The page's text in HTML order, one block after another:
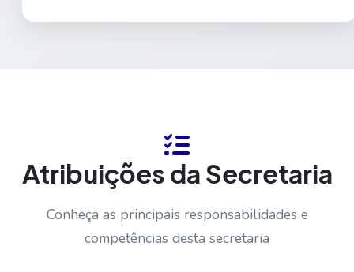
Atribuições da Secretaria
Conheça as principais responsabilidades e
competências desta secretaria